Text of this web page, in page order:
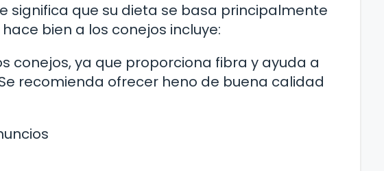
significa que su dieta se basa principalmente
bien a los conejos incluye:
conejos, ya que proporciona fibra y ayuda a
recomienda ofrecer heno de buena calidad